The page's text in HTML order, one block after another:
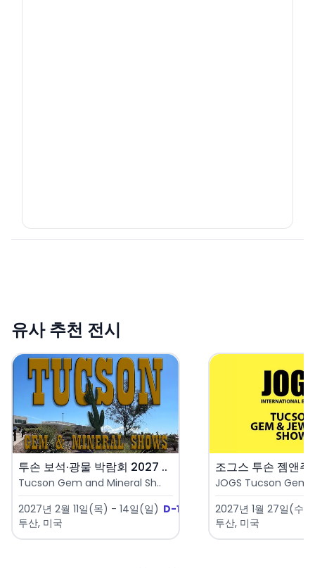
유사 추천 전시
투손 보석·광물 박람회 2027 ..
Tucson Gem and Mineral Sh..
2027년 2월 11일(목) - 14일(일) D-186
투산, 미국
JOGS Tucson Gem
2027년 1월 27일(수
투산, 미국